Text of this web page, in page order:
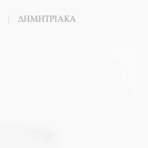
ΔΗΜΗΤΡΙΑΚΆ